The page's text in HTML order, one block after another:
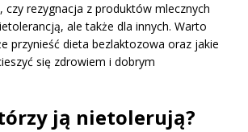
rezygnacja z produktów mlecznych
ale także dla innych. Warto
przynieść dieta bezlaktozowa oraz jakie
się zdrowiem i dobrym
ją nietolerują?